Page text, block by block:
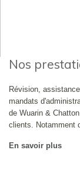
Nos
Révision,
mandats
de Wuarin &
clients. Notamment
En savoir plus